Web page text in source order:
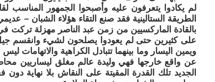
لم يكادوا يتعرفون عليه وأصبحوا الجمهور المناسب
الطريقة الستالينية فقد صنع التقاء هؤلاء الشبان –
بالقادة الماركسيين من زمن عبد الناصر مهزلة تركت
على كثيرين حتى لم يعودوا يصلحون لشيء وانقسم جيل
ويمين اليسار وما بينهما تتبادل الكراهية والاتهامات
عن واقع خارجها فهي وليدة عالم مغلق ليساريين
الجديد تلك القدرة المقيتة على النقاش بلا نهاية